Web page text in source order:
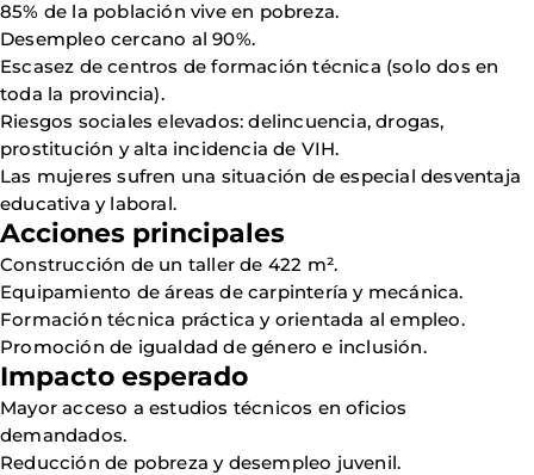
85% de la población vive en pobreza.
Desempleo cercano al 90%.
Escasez de centros de formación técnica (solo dos en
toda la provincia).
Riesgos sociales elevados: delincuencia, drogas,
prostitución y alta incidencia de VIH.
Las mujeres sufren una situación de especial desventaja
educativa y laboral.
Acciones principales
Construcción de un taller de 422 m².
Equipamiento de áreas de carpintería y mecánica.
Formación técnica práctica y orientada al empleo.
Promoción de igualdad de género e inclusión.
Impacto esperado
Mayor acceso a estudios técnicos en oficios
demandados.
Reducción de pobreza y desempleo juvenil.